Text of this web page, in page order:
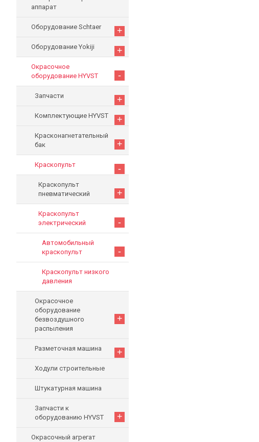
аппарат
Оборудование Schtaer +
Оборудование Yokiji +
Окрасочное
оборудование HYVST
-
Запчасти +
Комплектующие HYVST +
Красконагнетательный
бак
+
Краскопульт -
Краскопульт
пневматический
+
Краскопульт
электрический
-
Автомобильный
краскопульт
-
Краскопульт низкого
давления
Окрасочное
оборудование
безвоздушного
распыления
+
Разметочная машина +
Ходули строительные
Штукатурная машина
Запчасти к
оборудованию HYVST
+
Окрасочный агрегат